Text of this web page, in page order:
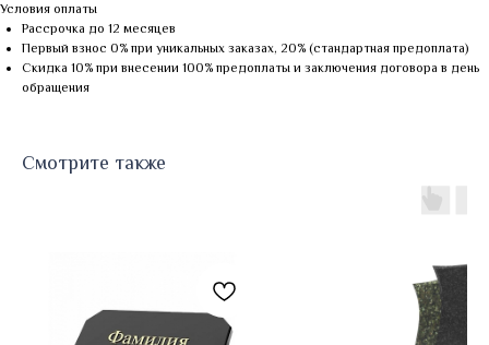
Условия оплаты
Рассрочка до 12 месяцев
Первый взнос 0% при уникальных заказах, 20% (стандартная предоплата)
Скидка 10% при внесении 100% предоплаты и заключения договора в день
обращения
Смотрите также